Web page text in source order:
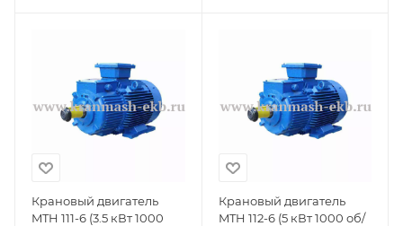
Крановый двигатель
MTH 111-6 (3.5 кВт 1000
Крановый двигатель
MTH 112-6 (5 кВт 1000 об/